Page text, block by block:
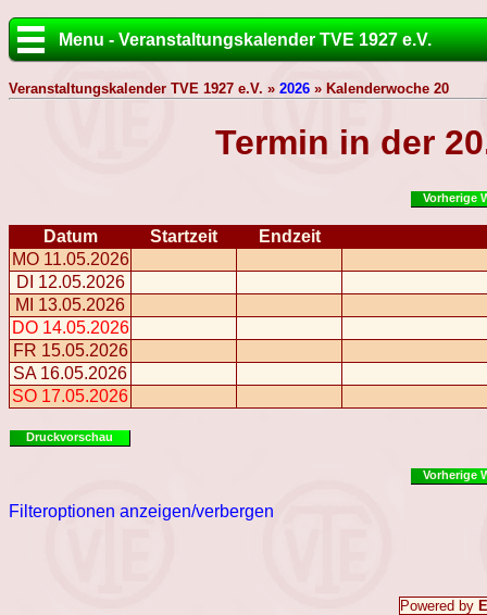
Menu - Veranstaltungskalender TVE 1927 e.V.
Veranstaltungskalender TVE 1927 e.V. » 2026 » Kalenderwoche 20
Termin in der
Vorherige
Datum Startzeit
Endzeit
MO 11.05.2026
DI 12.05.2026
MI 13.05.2026
DO 14.05.2026
FR 15.05.2026
SA 16.05.2026
SO 17.05.2026
Druckvorschau
Vorherige
Filteroptionen anzeigen/verbergen
Powered by